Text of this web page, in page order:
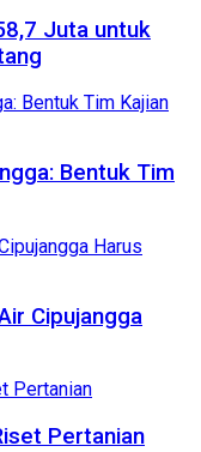
Juta untuk
Bentuk Tim
Cipujangga
Pertanian